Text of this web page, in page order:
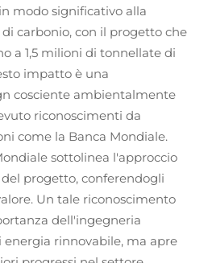
modo significativo alla
carbonio, con il progetto che
a 1,5 milioni di tonnellate di
impatto è una
cosciente ambientalmente
riconoscimenti da
come la Banca Mondiale.
sottolinea l'approccio
progetto, conferendogli
Un tale riconoscimento
dell'ingegneria
rinnovabile, ma apre